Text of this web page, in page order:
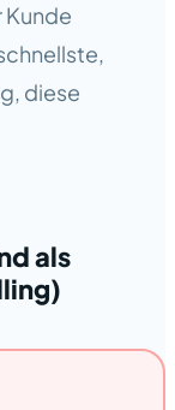
Kunde
diese
als